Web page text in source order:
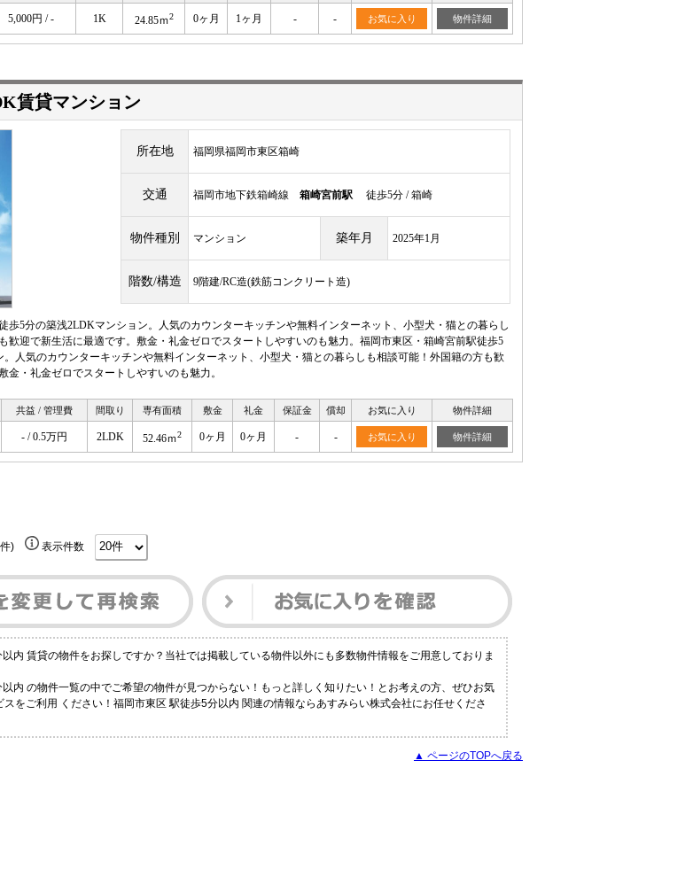
5,000円 / - 1K 24.85ｍ2 0ヶ月 1ヶ月 - - お気に入り 物件詳細
賃貸マンション
所在地 福岡県福岡市東区箱崎
交通 福岡市地下鉄箱崎線 箱崎宮前駅 徒歩5分 / 箱崎
物件種別 マンション 築年月 2025年1月
階数/構造 9階建/RC造(鉄筋コンクリート造)
歩5分の築浅2LDKマンション。人気のカウンターキッチンや無料インターネット、小型犬・猫との暮らし
歓迎で新生活に最適です。敷金・礼金ゼロでスタートしやすいのも魅力。福岡市東区・箱崎宮前駅徒歩5
人気のカウンターキッチンや無料インターネット、小型犬・猫との暮らしも相談可能！外国籍の方も歓
金・礼金ゼロでスタートしやすいのも魅力。
共益 / 管理費 間取り 専有面積 敷金 礼金 保証金 償却 お気に入り 物件詳細
- / 0.5万円 2LDK 52.46ｍ2 0ヶ月 0ヶ月 - - お気に入り 物件詳細
) 表示件数
内 賃貸の物件をお探しですか？当社では掲載している物件以外にも多数物件情報をご用意しておりま
内 の物件一覧の中でご希望の物件が見つからない！もっと詳しく知りたい！とお考えの方、ぜひお気
をご利用 ください！福岡市東区 駅徒歩5分以内 関連の情報ならあすみらい株式会社にお任せくださ
▲ ページのTOPへ戻る